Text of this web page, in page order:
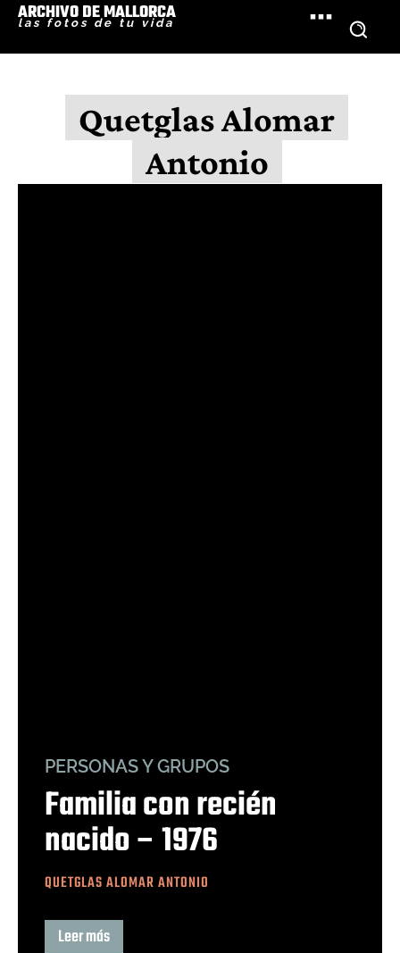
ARCHIVO DE MALLORCA
las fotos de tu vida
Quetglas Alomar
Antonio
PERSONAS Y GRUPOS
Familia con recién
nacido – 1976
QUETGLAS ALOMAR ANTONIO
Leer más